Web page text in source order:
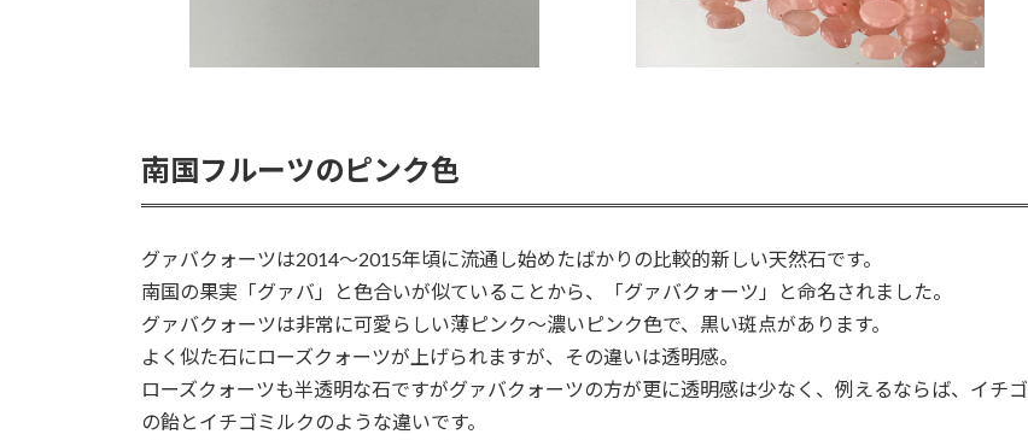
南国フルーツのピンク色
グァバクォーツは2014〜2015年頃に流通し始めたばかりの比較的新しい天然石です。
南国の果実「グァバ」と色合いが似ていることから、「グァバクォーツ」と命名されました。
グァバクォーツは非常に可愛らしい薄ピンク～濃いピンク色で、黒い斑点があります。
よく似た石にローズクォーツが上げられますが、その違いは透明感。
ローズクォーツも半透明な石ですがグァバクォーツの方が更に透明感は少なく、例えるならば、イチゴ
の飴とイチゴミルクのような違いです。